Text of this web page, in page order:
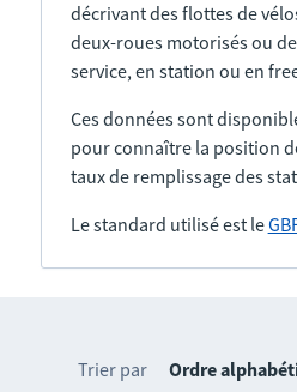
décrivant des flottes de
deux-roues motorisés ou
service, en station ou en
Ces données sont
pour connaître la position
taux de remplissage des
Le standard utilisé est le
Trier par Ordre